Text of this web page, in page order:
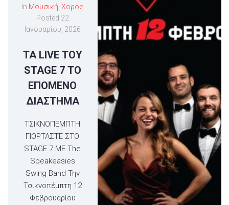
In Μουσική,Χορός
Posted 22
Ιανουαρίου, 2026
ΤΑ LIVE ΤΟΥ
STAGE 7 ΤΟ
ΕΠΟΜΕΝΟ
ΔΙΑΣΤΗΜΑ
ΤΣΙΚΝΟΠΕΜΠΤΗ
ΓΙΟΡΤΑΣΤΕ ΣΤΟ
STAGE 7 ME The
Speakeasies
Swing Band Την
Τσικνοπέμπτη 12
Φεβρουαρίου